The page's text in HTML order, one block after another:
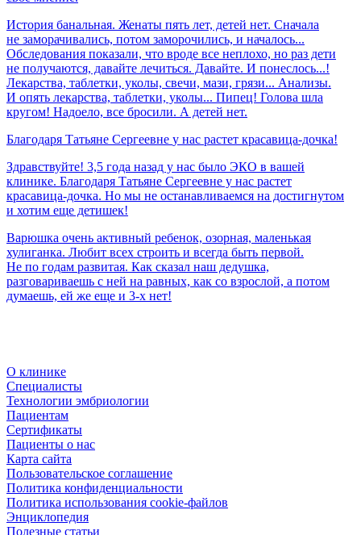
История банальная. Женаты пять лет, детей нет. Сначала
не заморачивались, потом заморочились, и началось...
Обследования показали, что вроде все неплохо, но раз дети
не получаются, давайте лечиться. Давайте. И понеслось...!
Лекарства, таблетки, уколы, свечи, мази, грязи... Анализы.
И опять лекарства, таблетки, уколы... Пипец! Голова шла
кругом! Надоело, все бросили. А детей нет.
Благодаря Татьяне Сергеевне у нас растет красавица-дочка!
Здравствуйте! 3,5 года назад у нас было ЭКО в вашей
клинике. Благодаря Татьяне Сергеевне у нас растет
красавица-дочка. Но мы не останавливаемся на достигнутом
и хотим еще детишек!
Варюшка очень активный ребенок, озорная, маленькая
хулиганка. Любит всех строить и всегда быть первой.
Не по годам развитая. Как сказал наш дедушка,
разговариваешь с ней на равных, как со взрослой, а потом
думаешь, ей же еще и 3-х нет!
О клинике
Специалисты
Технологии эмбриологии
Пациентам
Сертификаты
Пациенты о нас
Карта сайта
Пользовательское соглашение
Политика конфиденциальности
Политика использования cookie-файлов
Энциклопедия
Полезные статьи